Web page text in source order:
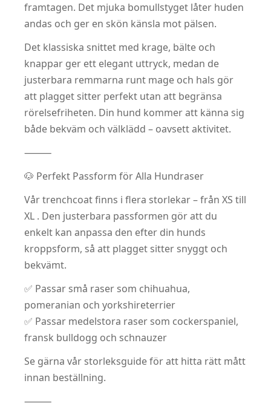
framtagen. Det mjuka bomullstyget låter huden
andas och ger en skön känsla mot pälsen.
Det klassiska snittet med krage, bälte och
knappar ger ett elegant uttryck, medan de
justerbara remmarna runt mage och hals gör
att plagget sitter perfekt utan att begränsa
rörelsefriheten. Din hund kommer att känna sig
både bekväm och välklädd – oavsett aktivitet.
⸻
🐶 Perfekt Passform för Alla Hundraser
Vår trenchcoat finns i flera storlekar – från XS till
XL . Den justerbara passformen gör att du
enkelt kan anpassa den efter din hunds
kroppsform, så att plagget sitter snyggt och
bekvämt.
✅ Passar små raser som chihuahua,
pomeranian och yorkshireterrier
✅ Passar medelstora raser som cockerspaniel,
fransk bulldogg och schnauzer
Se gärna vår storleksguide för att hitta rätt mått
innan beställning.
⸻